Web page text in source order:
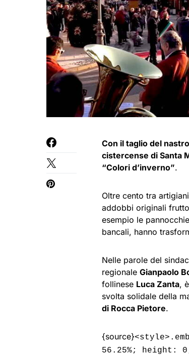
Con il taglio del
cistercense di Santa
“Colori d’inverno”.
Oltre cento tra
addobbi originali
esempio le
bancali, hanno
Nelle parole del
regionale Gianpaolo
follinese Luca Zanta,
svolta solidale della
di Rocca Pietore.
{source}
56.25%; height: